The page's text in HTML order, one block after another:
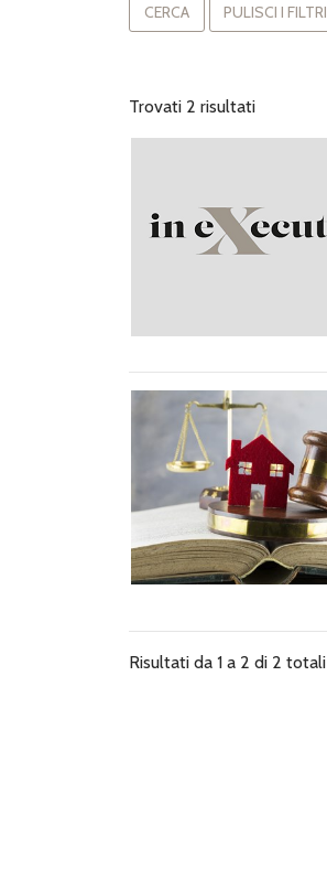
CERCA PULISCI I FILTRI
Trovati 2 risultati
Risultati da 1 a 2 di 2 totali